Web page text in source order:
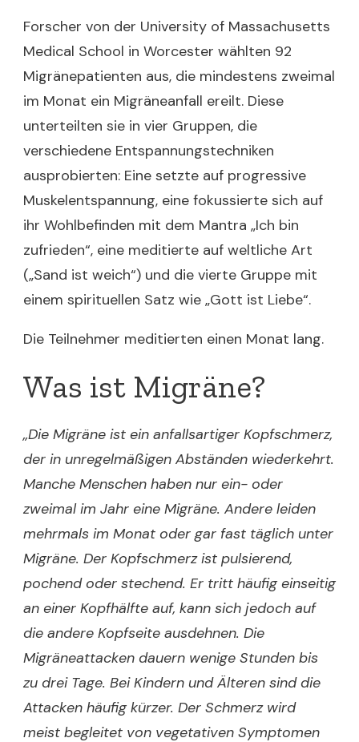
Forscher von der University of Massachusetts
Medical School in Worcester wählten 92
Migränepatienten aus, die mindestens zweimal
im Monat ein Migräneanfall ereilt. Diese
unterteilten sie in vier Gruppen, die
verschiedene Entspannungstechniken
ausprobierten: Eine setzte auf progressive
Muskelentspannung, eine fokussierte sich auf
ihr Wohlbefinden mit dem Mantra „Ich bin
zufrieden“, eine meditierte auf weltliche Art
(„Sand ist weich“) und die vierte Gruppe mit
einem spirituellen Satz wie „Gott ist Liebe“.
Die Teilnehmer meditierten einen Monat lang.
Was ist Migräne?
„Die Migräne ist ein anfallsartiger Kopfschmerz,
der in unregelmäßigen Abständen wiederkehrt.
Manche Menschen haben nur ein- oder
zweimal im Jahr eine Migräne. Andere leiden
mehrmals im Monat oder gar fast täglich unter
Migräne. Der Kopfschmerz ist pulsierend,
pochend oder stechend. Er tritt häufig einseitig
an einer Kopfhälfte auf, kann sich jedoch auf
die andere Kopfseite ausdehnen. Die
Migräneattacken dauern wenige Stunden bis
zu drei Tage. Bei Kindern und Älteren sind die
Attacken häufig kürzer. Der Schmerz wird
meist begleitet von vegetativen Symptomen